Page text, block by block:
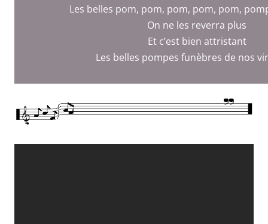
Les belles pom, pom, pom, pom, pom,
On ne les reverra plus
Et c’est bien attristant
Les belles pompes funèbres de nos